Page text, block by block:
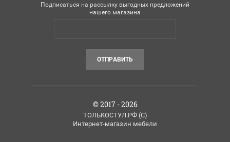
Подписаться на рассылку выгодных предложений
нашего магазина
ОТПРАВИТЬ
© 2017 - 2026
ТОЛЬКОСТУЛ.РФ (C)
Интернет-магазин мебели